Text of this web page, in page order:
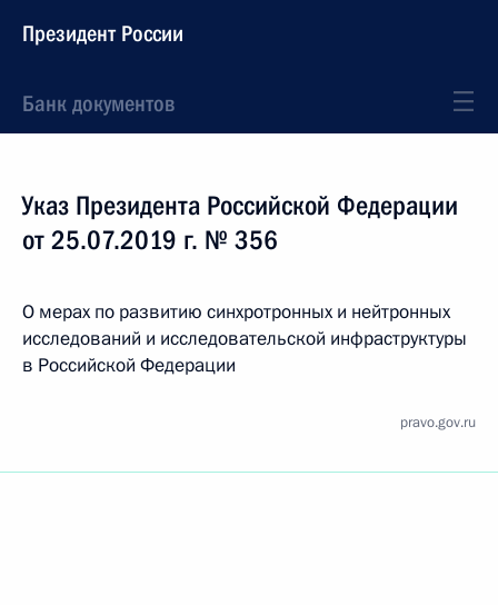
Президент России
Банк документов
Указ Президента Российской Федерации
от 25.07.2019 г. № 356
О мерах по развитию синхротронных и нейтронных
исследований и исследовательской инфраструктуры
в Российской Федерации
pravo.gov.ru